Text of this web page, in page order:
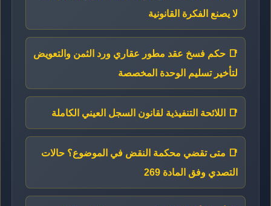
لا يصنع الفكرة القانونية
📑 حكم فسخ عقد مطور عقاري ورد الثمن والتعويض
لتأخير تسليم الوحدة المخصصة
📑 اللائحة التنفيذية لقانون السجل العيني الكاملة
📑 متى تقضي محكمة النقض في الموضوع؟ حالات
التصدي وفق المادة 269